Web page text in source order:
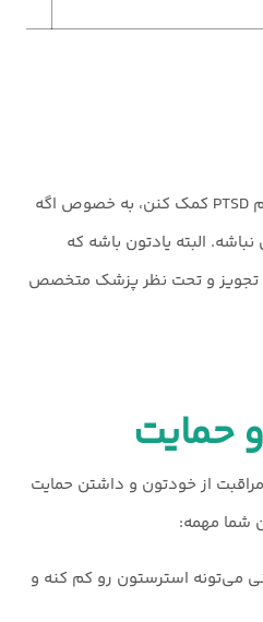
داروها می‌تونن به کنترل علائم PTSD کمک کنن، به خصوص اگه
البته یادتون باشه که
تجویز و تحت نظر پزشک متخصص
حمایت
از خودتون و داشتن حمایت
شما مهمه:
می‌تونه استرستون رو کم کنه و